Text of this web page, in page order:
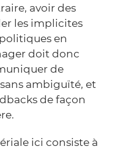
avoir des
les implicites
en
doit donc
de
ambiguïté, et
de façon
ici consiste à